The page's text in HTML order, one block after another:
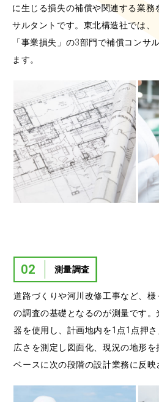
に生じる損失の補償や関連する業務
サルタントです。東北構造社では、
「事業損失」の3部門で補償コンサ
ます。
02 測量調査
道路づくりや河川改修工事など、様
の調査の基礎となるのが測量です
器を使用し、計画地内を1点1点押さ
広さを測定し図面化、現況の地形
ベースに次の段階の設計業務に反映